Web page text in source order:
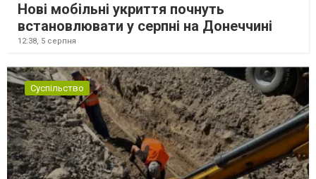
Нові мобільні укриття почнуть
встановлювати у серпні на Донеччині
12:38, 5 серпня
Суспільство